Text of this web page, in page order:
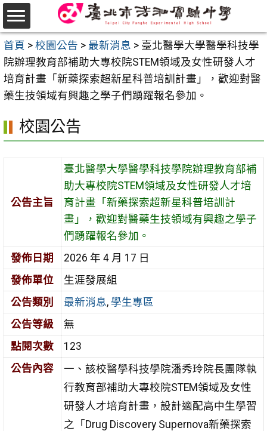
跳
至
主
要
內
容
首頁 > 校園公告 > 最新消息 > 臺北醫學大學醫學科技學
院辦理教育部補助大專校院STEM領域及女性研發人才
培育計畫「新藥探索超新星科普培訓計畫」，歡迎對醫
藥生技領域有興趣之學子們踴躍報名參加。
校園公告
公告主旨
臺北醫學大學醫學科技學院辦理教育部補
助大專校院STEM領域及女性研發人才培
育計畫「新藥探索超新星科普培訓計
畫」，歡迎對醫藥生技領域有興趣之學子
們踴躍報名參加。
發佈日期
2026 年 4 月 17 日
發佈單位
生涯發展組
公告類別
最新消息, 學生專區
公告等級
無
點閱次數
123
公告內容
一、該校醫學科技學院潘秀玲院長團隊執
行教育部補助大專校院STEM領域及女性
研發人才培育計畫，設計適配高中生學習
之「Drug Discovery Supernova新藥探索
選
單